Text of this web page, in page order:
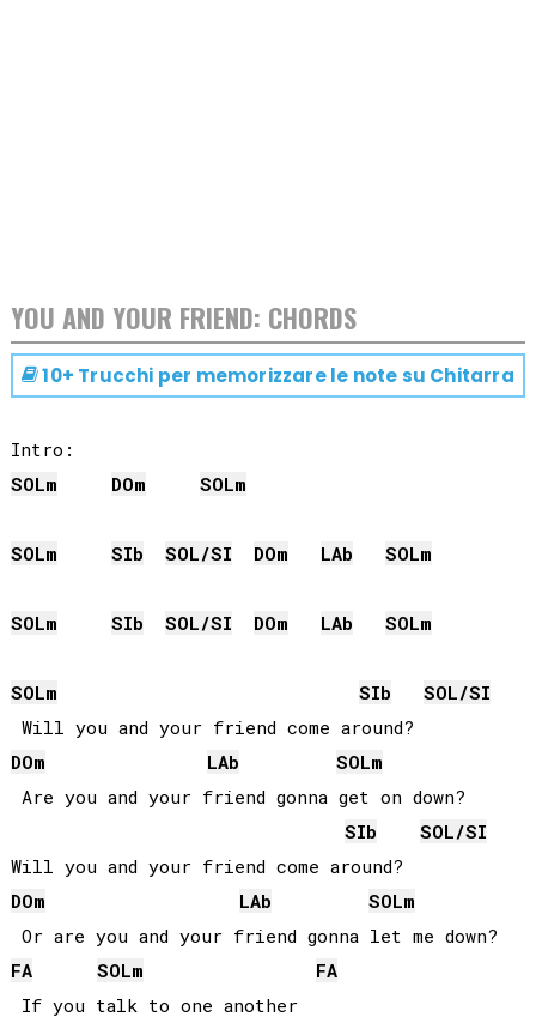
YOU AND YOUR FRIEND: CHORDS
10+ Trucchi per memorizzare le note su Chitarra
SOLm DOm SOLm
SOLm SIb SOL/SI DOm LAb SOLm
SOLm SIb SOL/SI DOm LAb SOLm
SOLm SIb SOL/SI
DOm LAb SOLm
Are you and your friend gonna get on down?
SIb
SOL/SI
DOm LAb SOLm
FA
SOLm
FA
If you talk to one another